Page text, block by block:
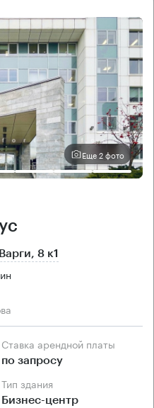
Еще 2 фото
8 к1
Ставка арендной платы
по запросу
Тип здания
Бизнес-центр